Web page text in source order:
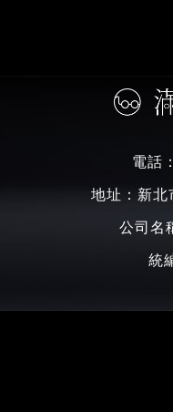
電話：
地址：新北
公司名
統